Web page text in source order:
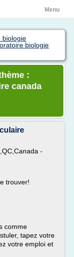
Menu
biologie
biologie
:
canada
-
trouver!
comme
tapez votre
votre emploi et